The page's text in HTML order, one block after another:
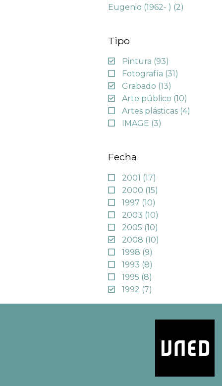
Eugenio (1962- ) (2)
Tipo
Pintura (93)
Fotografía (31)
Grabado (13)
Arte público (10)
Artes plásticas (4)
IMAGE (3)
Fecha
2001 (17)
2000 (15)
1997 (10)
2003 (10)
2005 (10)
2008 (10)
1998 (9)
1993 (8)
1995 (8)
1992 (7)